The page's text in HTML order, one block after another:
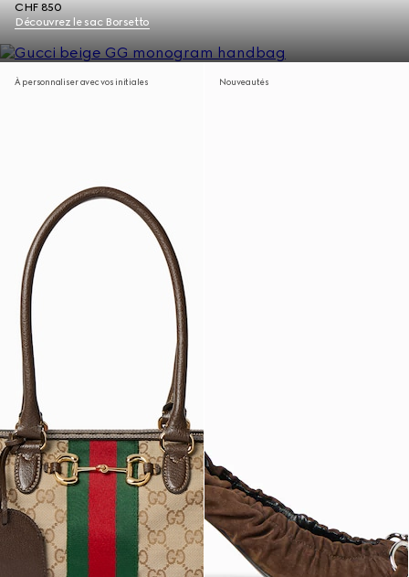
CHF 850
Découvrez le sac Borsetto
À personnaliser avec vos initiales Nouveautés